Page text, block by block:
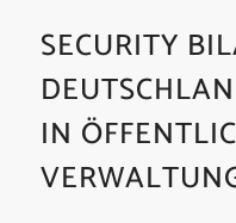
SECURITY
IN